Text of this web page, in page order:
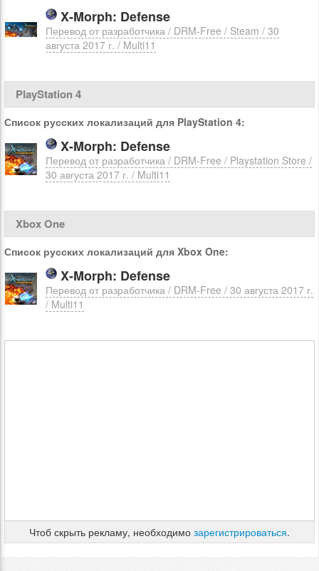
X-Morph: Defense
Перевод от разработчика / DRM-Free / Steam / 30
августа 2017 г. / Multi11
PlayStation 4
Список русских локализаций для PlayStation 4:
X-Morph: Defense
Перевод от разработчика / DRM-Free / Playstation Store /
30 августа 2017 г. / Multi11
Xbox One
Список русских локализаций для Xbox One:
X-Morph: Defense
Перевод от разработчика / DRM-Free / 30 августа 2017 г.
/ Multi11
Чтоб скрыть рекламу, необходимо зарегистрироваться.